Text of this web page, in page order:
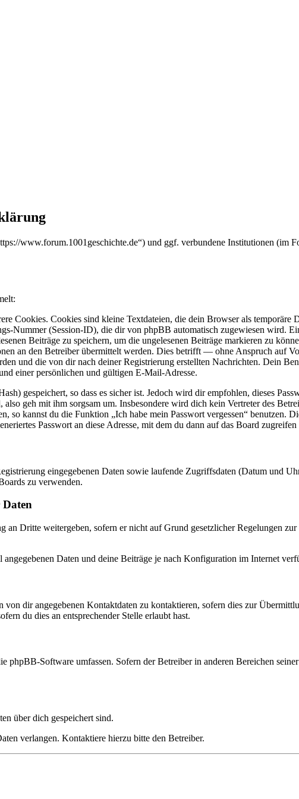
www.forum.1001geschichte.de“) und ggf. verbundene Institutionen (im
Cookies. Cookies sind kleine Textdateien, die dein Browser als
Nummer (Session-ID), die dir von phpBB automatisch zugewiesen wird.
Beiträge zu speichern, um die ungelesenen Beiträge markieren zu
an den Betreiber übermittelt werden. Dies betrifft — ohne Anspruch auf
und die von dir nach deiner Registrierung erstellten Nachrichten. Dein
einer persönlichen und gültigen E-Mail-Adresse.
gespeichert, so dass es sicher ist. Jedoch wird dir empfohlen, dieses
geh mit ihm sorgsam um. Insbesondere wird dich kein Vertreter des
so kannst du die Funktion „Ich habe mein Passwort vergessen“
Passwort an diese Adresse, mit dem du dann auf das Board zugreifen
eingegebenen Daten sowie laufende Zugriffsdaten (Datum und
zu verwenden.
Daten
Dritte weitergeben, sofern er nicht auf Grund gesetzlicher Regelungen
Daten und deine Beiträge je nach Konfiguration im Internet
von dir angegebenen Kontaktdaten zu kontaktieren, sofern dies zur
du dies an entsprechender Stelle erlaubt hast.
phpBB-Software umfassen. Sofern der Betreiber in anderen Bereichen
über dich gespeichert sind.
verlangen. Kontaktiere hierzu bitte den Betreiber.